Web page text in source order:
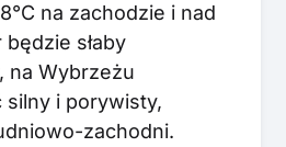
na zachodzie i nad
słaby
na Wybrzeżu
silny i porywisty,
zachodni.